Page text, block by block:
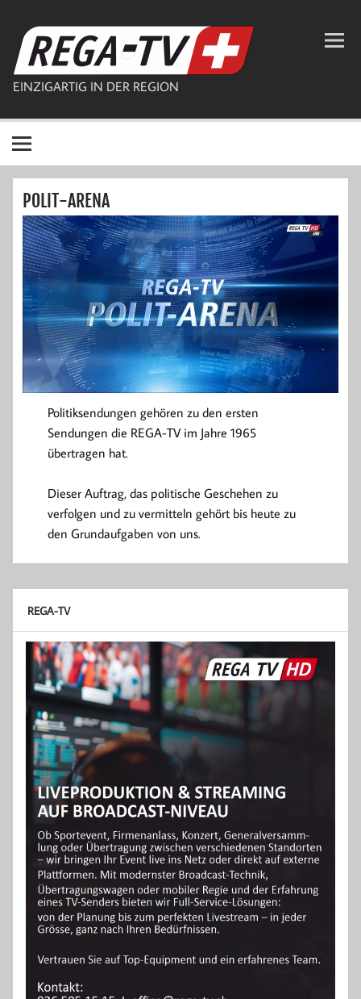
springen
REGA-TV
EINZIGARTIG IN DER REGION
POLIT-ARENA
Politiksendungen gehören zu den ersten
Sendungen die REGA-TV im Jahre 1965
übertragen hat.
Dieser Auftrag, das politische Geschehen zu
verfolgen und zu vermitteln gehört bis heute zu
den Grundaufgaben von uns.
REGA-TV